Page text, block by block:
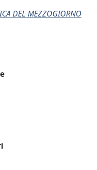
DEL MEZZOGIORNO